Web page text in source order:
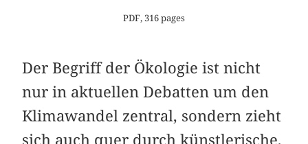
PDF, 316 pages
Der Begriff der Ökologie ist nicht
nur in aktuellen Debatten um den
Klimawandel zentral, sondern zieht
sich auch quer durch künstlerische,